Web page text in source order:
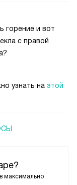
максимально
горение и вот
с правой
узнать на этой